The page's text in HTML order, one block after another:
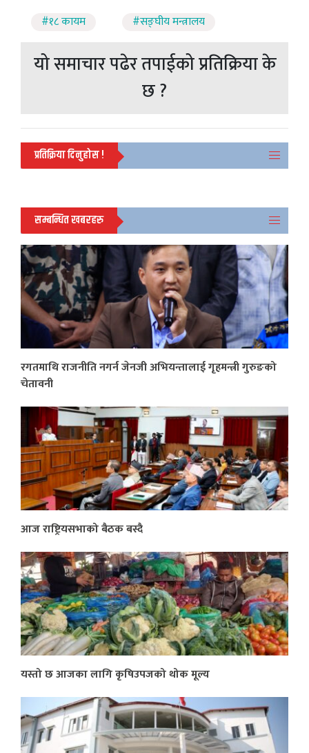
#१८ कायम #सङ्घीय मन्त्रालय
यो समाचार पढेर तपाईको प्रतिक्रिया के
छ ?
प्रतिक्रिया दिनुहोस !
सम्बन्धित खबरहरु
रगतमाथि राजनीति नगर्न जेनजी अभियन्तालाई गृहमन्त्री गुरुङको
चेतावनी
आज राष्ट्रियसभाको बैठक बस्दै
यस्तो छ आजका लागि कृषिउपजको थोक मूल्य